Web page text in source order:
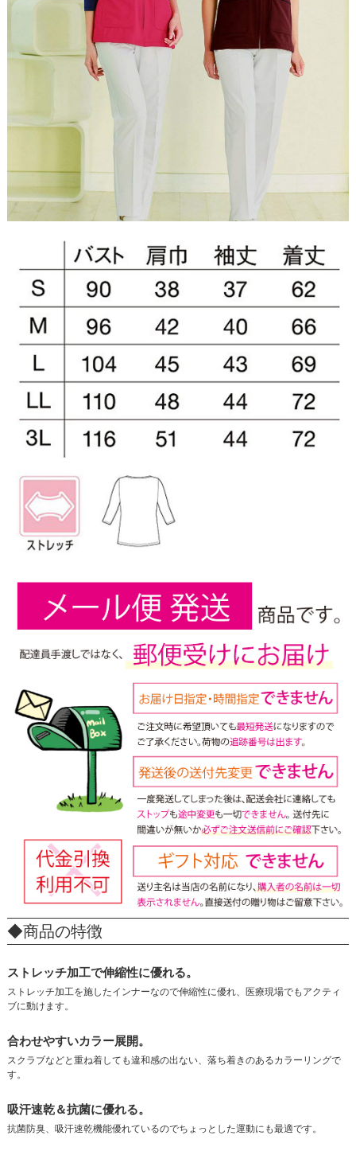
◆商品の特徴
ストレッチ加工で伸縮性に優れる。
ストレッチ加工を施したインナーなので伸縮性に優れ、医療現場でもアクティ
ブに動けます。
合わせやすいカラー展開。
スクラブなどと重ね着しても違和感の出ない、落ち着きのあるカラーリングで
す。
吸汗速乾＆抗菌に優れる。
抗菌防臭、吸汗速乾機能優れているのでちょっとした運動にも最適です。